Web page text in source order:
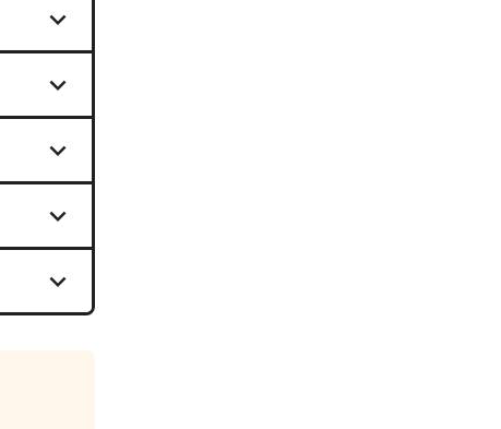




